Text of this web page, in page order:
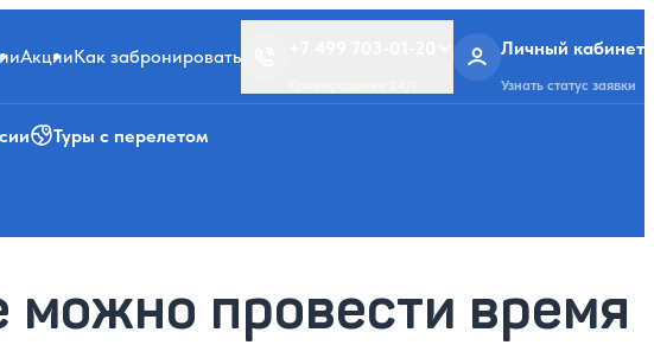
АкцииКак забронировать Личный кабинет
Узнать статус заявки
Туры с перелетом
можно провести время